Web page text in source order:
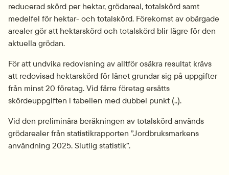
reducerad skörd per hektar, grödareal, totalskörd samt
medelfel för hektar- och totalskörd. Förekomst av obärgade
arealer gör att hektarskörd och totalskörd blir lägre för den
aktuella grödan.
För att undvika redovisning av alltför osäkra resultat krävs
att redovisad hektarskörd för länet grundar sig på uppgifter
från minst 20 företag. Vid färre företag ersätts
skördeuppgiften i tabellen med dubbel punkt (..).
Vid den preliminära beräkningen av totalskörd används
grödarealer från statistikrapporten ”Jordbruksmarkens
användning 2025. Slutlig statistik”.